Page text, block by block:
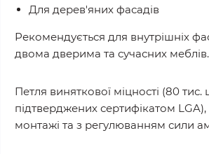
Для дерев'яних фасадів
Рекомендується для внутрішніх
двома дверима та сучасних меблів.
Петля виняткової міцності (80 тис.
підтверджених сертифікатом LGA),
монтажі та з регулюванням сили